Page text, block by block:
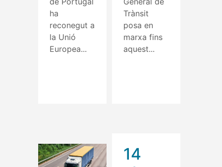
ha
reconegut a
la Unió
Europea...
Trànsit
posa en
marxa fins
aquest...
14